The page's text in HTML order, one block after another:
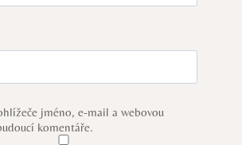
jméno, e-mail a webovou
komentáře.